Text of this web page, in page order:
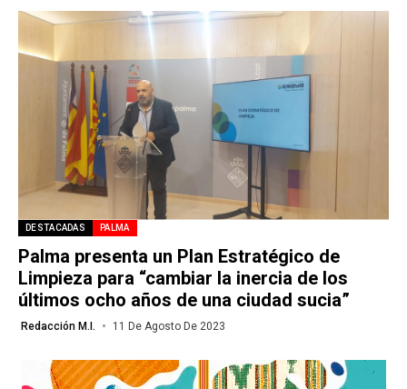
DESTACADAS PALMA
Palma presenta un Plan Estratégico de
Limpieza para “cambiar la inercia de los
últimos ocho años de una ciudad sucia”
Redacción M.I. 11 De Agosto De 2023